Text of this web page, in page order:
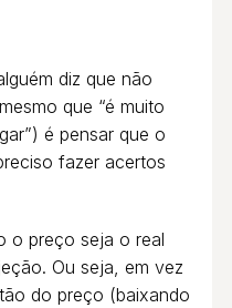
diz que não
que “é muito
é pensar que o
fazer acertos
o preço seja o real
Ou seja, em vez
do preço (baixando